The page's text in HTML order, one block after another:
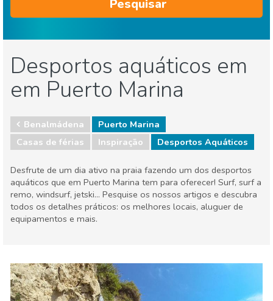
Pesquisar
Desportos aquáticos em
em Puerto Marina
Benalmádena
Puerto Marina
Casas de férias
Inspiração Desportos Aquáticos
Desfrute de um dia ativo na praia fazendo um dos desportos
aquáticos que em Puerto Marina tem para oferecer! Surf, surf a
remo, windsurf, jetski... Pesquise os nossos artigos e descubra
todos os detalhes práticos: os melhores locais, aluguer de
equipamentos e mais.
Comida & Restaurantes
Crianças & família
Desportos e aventura